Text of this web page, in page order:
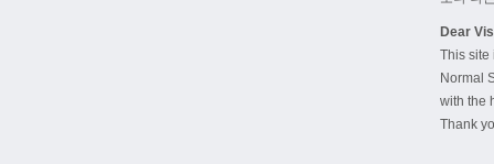
Dear
This site
Normal
with the
Thank